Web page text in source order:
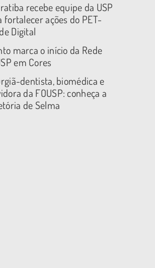
recebe equipe da USP
fortalecer ações do PET-
Digital
marca o início da Rede
em Cores
dentista, biomédica e
da FOUSP: conheça a
de Selma